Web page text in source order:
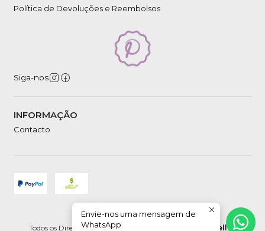
Política de Devoluções e Reembolsos
Siga-nos
INFORMAÇÃO
Contacto
2026 Petipá.
Todos os Direitos Reservados.
Com tecnologia Jumpseller.
Envie-nos uma mensagem de
WhatsApp